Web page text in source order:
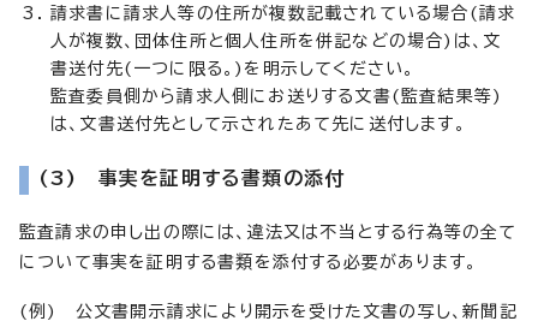
請求書に請求人等の住所が複数記載されている場合(請求
人が複数、団体住所と個人住所を併記などの場合)は、文
書送付先(一つに限る。)を明示してください。
監査委員側から請求人側にお送りする文書(監査結果等)
は、文書送付先として示されたあて先に送付します。
(3) 事実を証明する書類の添付
監査請求の申し出の際には、違法又は不当とする行為等の全て
について事実を証明する書類を添付する必要があります。
(例) 公文書開示請求により開示を受けた文書の写し、新聞記